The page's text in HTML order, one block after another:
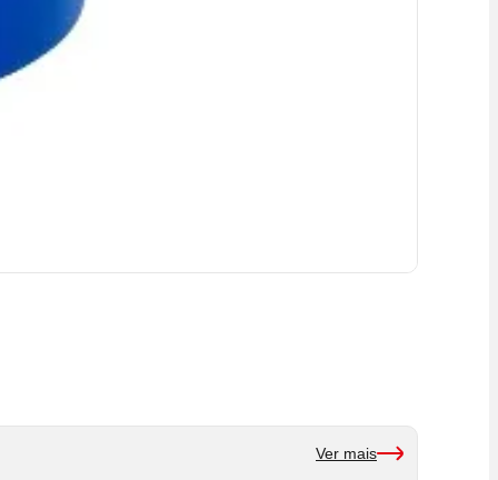
Ver mais